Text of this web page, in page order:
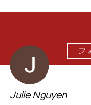
フ
Julie Nguyen